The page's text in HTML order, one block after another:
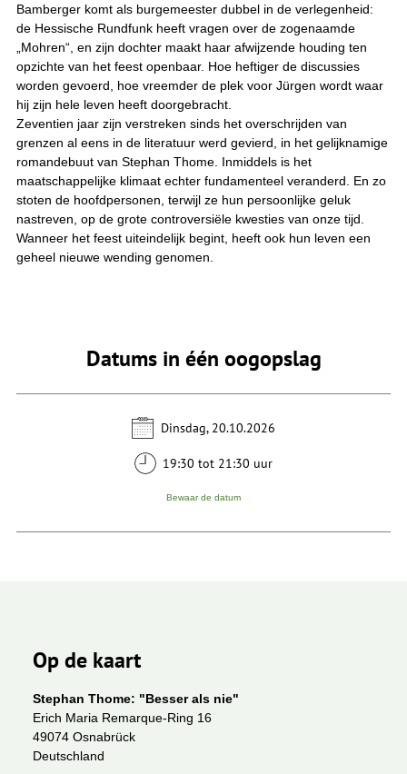
Bamberger komt als burgemeester dubbel in de verlegenheid:
de Hessische Rundfunk heeft vragen over de zogenaamde
„Mohren“, en zijn dochter maakt haar afwijzende houding ten
opzichte van het feest openbaar. Hoe heftiger de discussies
worden gevoerd, hoe vreemder de plek voor Jürgen wordt waar
hij zijn hele leven heeft doorgebracht.
Zeventien jaar zijn verstreken sinds het overschrijden van
grenzen al eens in de literatuur werd gevierd, in het gelijknamige
romandebuut van Stephan Thome. Inmiddels is het
maatschappelijke klimaat echter fundamenteel veranderd. En zo
stoten de hoofdpersonen, terwijl ze hun persoonlijke geluk
nastreven, op de grote controversiële kwesties van onze tijd.
Wanneer het feest uiteindelijk begint, heeft ook hun leven een
geheel nieuwe wending genomen.
Datums in één oogopslag
Dinsdag, 20.10.2026
19:30 tot 21:30 uur
Bewaar de datum
Op de kaart
Stephan Thome: "Besser als nie"
Erich Maria Remarque-Ring 16
49074 Osnabrück
Deutschland